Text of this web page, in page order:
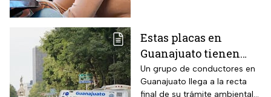
Estas placas en
Guanajuato tienen
hasta el 31 de agosto
2026 para realizar la
Un grupo de conductores en
Guanajuato llega a la recta
final de su trámite ambiental